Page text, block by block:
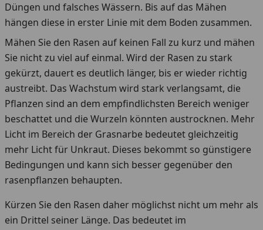
Düngen und falsches Wässern. Bis auf das Mähen
hängen diese in erster Linie mit dem Boden zusammen.
Mähen Sie den Rasen auf keinen Fall zu kurz und mähen
Sie nicht zu viel auf einmal. Wird der Rasen zu stark
gekürzt, dauert es deutlich länger, bis er wieder richtig
austreibt. Das Wachstum wird stark verlangsamt, die
Pflanzen sind an dem empfindlichsten Bereich weniger
beschattet und die Wurzeln könnten austrocknen. Mehr
Licht im Bereich der Grasnarbe bedeutet gleichzeitig
mehr Licht für Unkraut. Dieses bekommt so günstigere
Bedingungen und kann sich besser gegenüber den
rasenpflanzen behaupten.
Kürzen Sie den Rasen daher möglichst nicht um mehr als
ein Drittel seiner Länge. Das bedeutet im